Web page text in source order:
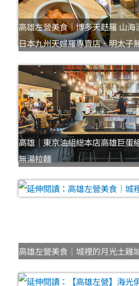
高雄左營美食｜博多天麩羅 山海
日本九州天婦羅專賣店．明太子
高雄｜東京油組総本店高雄巨蛋
無湯拉麵
高雄左營美食｜城裡的月光土雞